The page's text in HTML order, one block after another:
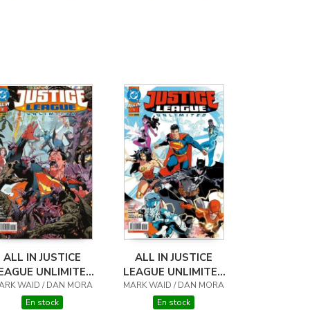
ALL IN JUSTICE
UNLIMITED
02
WAID / DAN MORA
En stock
ALL IN JUSTICE
LEAGUE UNLIMITED
01
MARK WAID / DAN MORA
En stock